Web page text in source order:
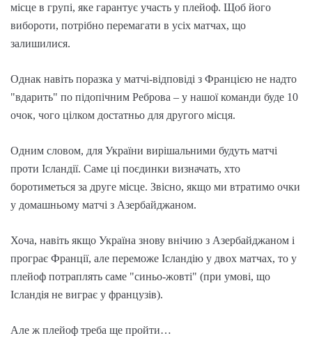
місце в групі, яке гарантує участь у плейоф. Щоб його
вибороти, потрібно перемагати в усіх матчах, що
залишилися.
Однак навіть поразка у матчі-відповіді з Францією не надто
"вдарить" по підопічним Реброва – у нашої команди буде 10
очок, чого цілком достатньо для другого місця.
Одним словом, для України вирішальними будуть матчі
проти Ісландії. Саме ці поєдинки визначать, хто
боротиметься за друге місце. Звісно, якщо ми втратимо очки
у домашньому матчі з Азербайджаном.
Хоча, навіть якщо Україна знову внічию з Азербайджаном і
програє Франції, але переможе Ісландію у двох матчах, то у
плейоф потраплять саме "синьо-жовті" (при умові, що
Ісландія не виграє у французів).
Але ж плейоф треба ще пройти…